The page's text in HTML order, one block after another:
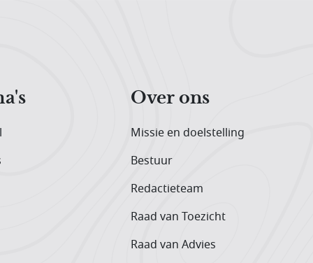
Over ons
Missie en doelstelling
Bestuur
Redactieteam
Raad van Toezicht
Raad van Advies